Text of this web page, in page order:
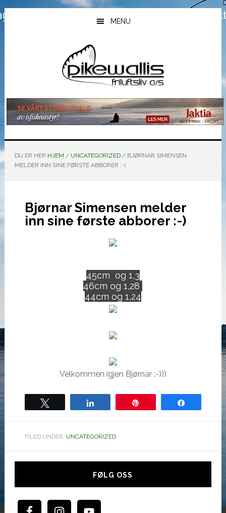
Hopp
til
Hopp
til
Hopp
til
MENU
DU ER HER:HJEM / UNCATEGORIZED /BJØRNAR SIMENSEN
MELDER INN SINE FØRSTE ABBORER :-)
Bjørnar Simensen melder
inn sine første abborer :-)
45cm og 1,3
46cm og 1,28
44cm og 1,24
Velkommen igjen Bjørnar :-)))
FILED UNDER: UNCATEGORIZED
Hoved
FØLG OSS